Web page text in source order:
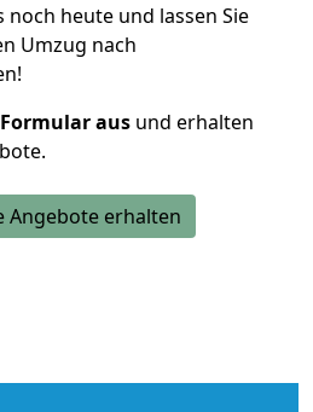
noch heute und lassen Sie
Umzug nach
aus und erhalten
Angebote erhalten